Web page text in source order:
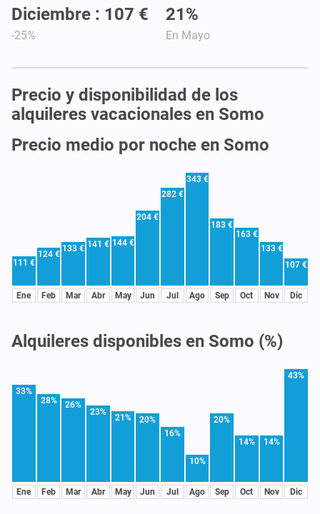
Diciembre : 107 €
-25%
21%
En Mayo
Precio y disponibilidad de los
alquileres vacacionales en Somo
Precio medio por noche en Somo
111 €
Ene
124 €
Feb
133 €
Mar
141 €
Abr
144 €
May
204 €
Jun
282 €
Jul
343 €
Ago
183 €
Sep
163 €
Oct
133 €
Nov
107 €
Dic
Alquileres disponibles en Somo (%)
33%
Ene
28%
Feb
26%
Mar
23%
Abr
21%
May
20%
Jun
16%
Jul
10%
Ago
20%
Sep
14%
Oct
14%
Nov
43%
Dic